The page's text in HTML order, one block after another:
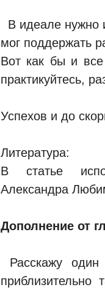
В идеале нужно
мог поддержать
Вот как бы и
практикуйтесь,
Успехов и до
Литература:
В статье
Александра
Дополнение от
Расскажу один